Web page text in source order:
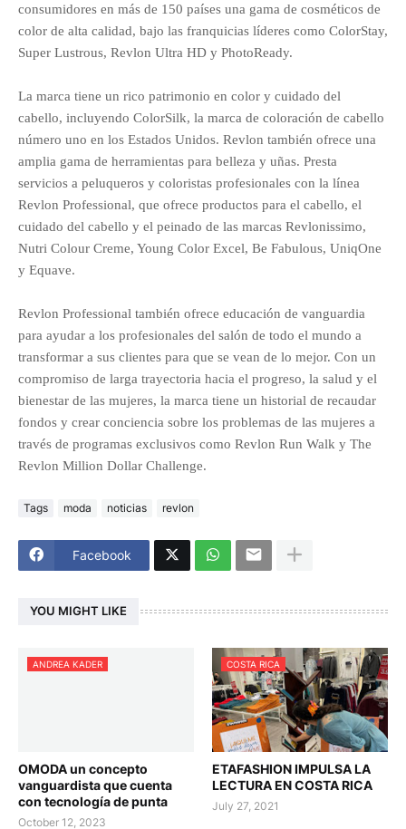
consumidores en más de 150 países una gama de cosméticos de
color de alta calidad, bajo las franquicias líderes como ColorStay,
Super Lustrous, Revlon Ultra HD y PhotoReady.
La marca tiene un rico patrimonio en color y cuidado del
cabello, incluyendo ColorSilk, la marca de coloración de cabello
número uno en los Estados Unidos. Revlon también ofrece una
amplia gama de herramientas para belleza y uñas. Presta
servicios a peluqueros y coloristas profesionales con la línea
Revlon Professional, que ofrece productos para el cabello, el
cuidado del cabello y el peinado de las marcas Revlonissimo,
Nutri Colour Creme, Young Color Excel, Be Fabulous, UniqOne
y Equave.
Revlon Professional también ofrece educación de vanguardia
para ayudar a los profesionales del salón de todo el mundo a
transformar a sus clientes para que se vean de lo mejor. Con un
compromiso de larga trayectoria hacia el progreso, la salud y el
bienestar de las mujeres, la marca tiene un historial de recaudar
fondos y crear conciencia sobre los problemas de las mujeres a
través de programas exclusivos como Revlon Run Walk y The
Revlon Million Dollar Challenge.
Tags moda noticias revlon
Facebook
YOU MIGHT LIKE
ANDREA KADER
OMODA un concepto
vanguardista que cuenta
con tecnología de punta
October 12, 2023
COSTA RICA
ETAFASHION IMPULSA LA
LECTURA EN COSTA RICA
July 27, 2021